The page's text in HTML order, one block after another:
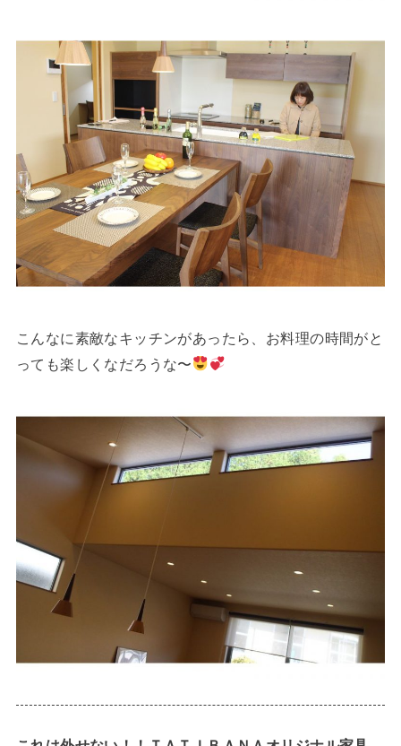
こんなに素敵なキッチンがあったら、お料理の時間がと
っても楽しくなだろうな〜